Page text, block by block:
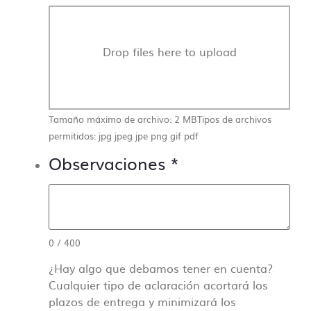
Drop files here to upload
Tamaño máximo de archivo: 2 MBTipos de archivos
permitidos: jpg jpeg jpe png gif pdf
Observaciones *
0 / 400
¿Hay algo que debamos tener en cuenta?
Cualquier tipo de aclaración acortará los
plazos de entrega y minimizará los